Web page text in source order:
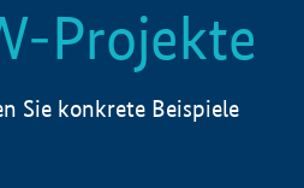
Projekte
Sie konkrete Beispiele